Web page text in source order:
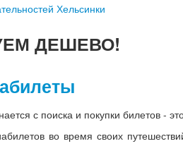
Хельсинки
ДЕШЕВО!
с поиска и покупки билетов -
во время своих